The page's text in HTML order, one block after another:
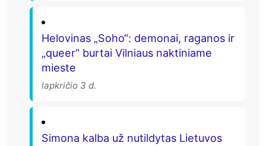
Helovinas „Soho“: demonai, raganos ir
„queer“ burtai Vilniaus naktiniame
mieste
lapkričio 3 d.
Simona kalba už nutildytas Lietuvos